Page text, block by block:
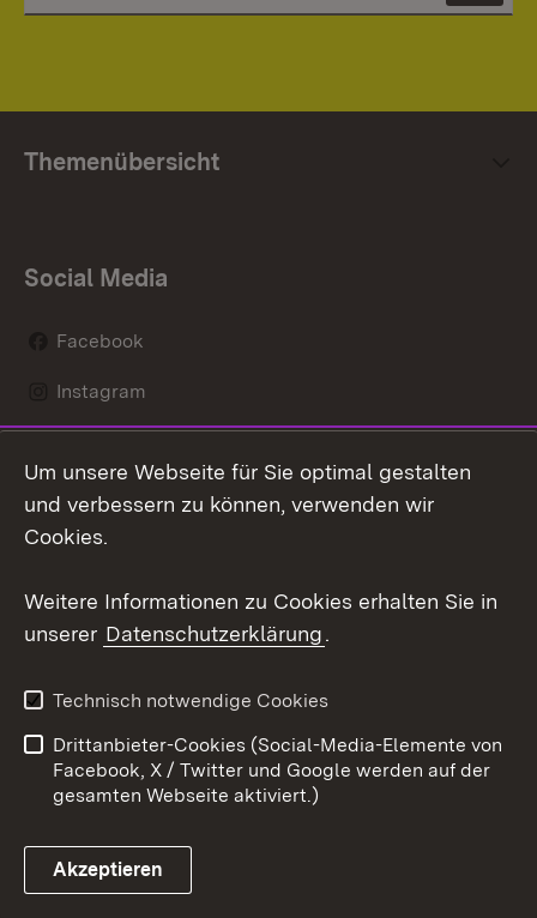
Themenübersicht
Social Media
Facebook
Instagram
Mastodon
Youtube
Link zum Landesportal
Kontakt
Datenschutz
Barrierefreiheit
Impressum Cookies
Um unsere Webseite für Sie optimal gestalten
und verbessern zu können, verwenden wir
Cookies.
Weitere Informationen zu Cookies erhalten Sie in
unserer Datenschutzerklärung.
Technisch notwendige Cookies
Drittanbieter-Cookies (Social-Media-Elemente von
Facebook, X / Twitter und Google werden auf der
gesamten Webseite aktiviert.)
Akzeptieren